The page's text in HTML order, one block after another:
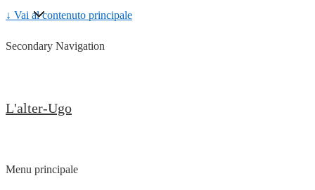
↓ Vai al contenuto principale
Secondary Navigation
L'alter-Ugo
Menu principale